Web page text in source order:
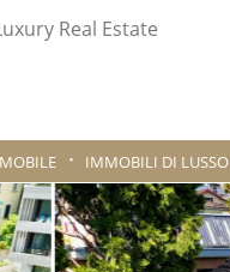
Real Estate
IMMOBILI DI LUSSO